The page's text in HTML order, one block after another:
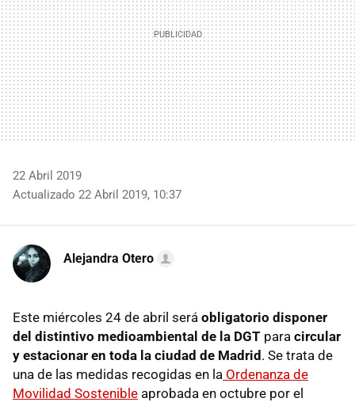
22 Abril 2019
Actualizado 22 Abril 2019, 10:37
Alejandra Otero
Este miércoles 24 de abril será obligatorio disponer
del distintivo medioambiental de la DGT para circular
y estacionar en toda la ciudad de Madrid. Se trata de
una de las medidas recogidas en la Ordenanza de
Movilidad Sostenible aprobada en octubre por el